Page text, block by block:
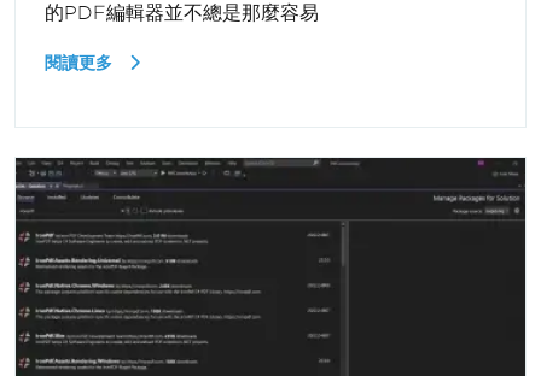
的PDF編輯器並不總是那麼容易
閱讀更多